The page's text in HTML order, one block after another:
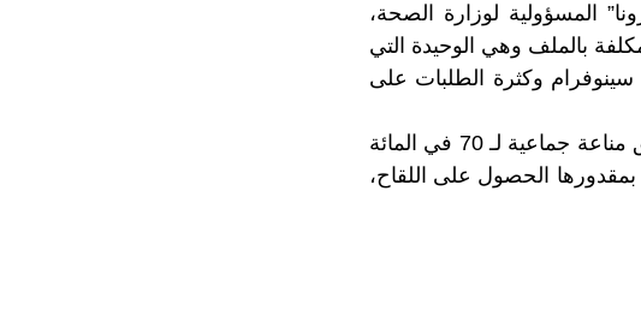
المسؤولية لوزارة الصحة،
بالملف وهي الوحيدة التي
سينوفرام وكثرة الطلبات على
وأضاف البروفيسور أن “المغرب طلب 65 مليون جرعة من أجل تحقيق مناعة جماعية لـ 70 في المائة
بمقدورها الحصول على اللقاح،